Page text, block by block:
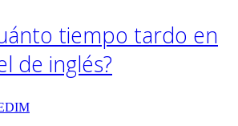
tiempo tardo en
de inglés?